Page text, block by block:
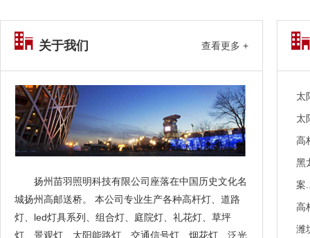
关于我们 查看更多 +
扬州苗羽照明科技有限公司座落在中国历史文化名
城扬州高邮送桥。 本公司专业生产各种高杆灯、道路
灯、led灯具系列、组合灯、庭院灯、礼花灯、草坪
灯、景观灯、太阳能路灯、交通信号灯、烟花灯、泛光
太
太
高
黑
案
高
潍